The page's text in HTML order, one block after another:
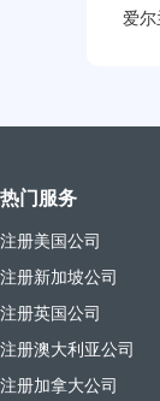
25
3
爱尔
热门服务
注册美国公司
注册新加坡公司
注册英国公司
注册澳大利亚公司
注册加拿大公司